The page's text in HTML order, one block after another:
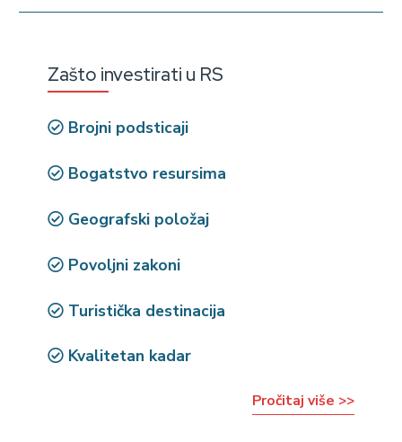
Zašto investirati u RS
Brojni podsticaji
Bogatstvo resursima
Geografski položaj
Povoljni zakoni
Turistička destinacija
Kvalitetan kadar
Pročitaj više >>